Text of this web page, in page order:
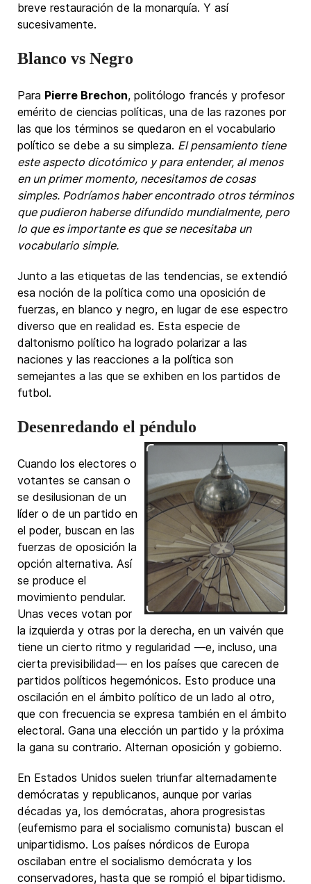
breve restauración de la monarquía. Y así
sucesivamente.
Blanco vs Negro
Para Pierre Brechon, politólogo francés y profesor
emérito de ciencias políticas, una de las razones por
las que los términos se quedaron en el vocabulario
político se debe a su simpleza. El pensamiento tiene
este aspecto dicotómico y para entender, al menos
en un primer momento, necesitamos de cosas
simples. Podríamos haber encontrado otros términos
que pudieron haberse difundido mundialmente, pero
lo que es importante es que se necesitaba un
vocabulario simple.
Junto a las etiquetas de las tendencias, se extendió
esa noción de la política como una oposición de
fuerzas, en blanco y negro, en lugar de ese espectro
diverso que en realidad es. Esta especie de
daltonismo político ha logrado polarizar a las
naciones y las reacciones a la política son
semejantes a las que se exhiben en los partidos de
futbol.
Desenredando el péndulo
Cuando los electores o
votantes se cansan o
se desilusionan de un
líder o de un partido en
el poder, buscan en las
fuerzas de oposición la
opción alternativa. Así
se produce el
movimiento pendular.
Unas veces votan por
la izquierda y otras por la derecha, en un vaivén que
tiene un cierto ritmo y regularidad —e, incluso, una
cierta previsibilidad— en los países que carecen de
partidos políticos hegemónicos. Esto produce una
oscilación en el ámbito político de un lado al otro,
que con frecuencia se expresa también en el ámbito
electoral. Gana una elección un partido y la próxima
la gana su contrario. Alternan oposición y gobierno.
En Estados Unidos suelen triunfar alternadamente
demócratas y republicanos, aunque por varias
décadas ya, los demócratas, ahora progresistas
(eufemismo para el socialismo comunista) buscan el
unipartidismo. Los países nórdicos de Europa
oscilaban entre el socialismo demócrata y los
conservadores, hasta que se rompió el bipartidismo.